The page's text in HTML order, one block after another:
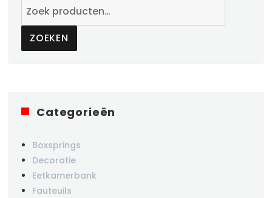
naar:
ZOEKEN
Categorieën
Boxsprings
Decoratie
Eetkamerbank
Fauteuils